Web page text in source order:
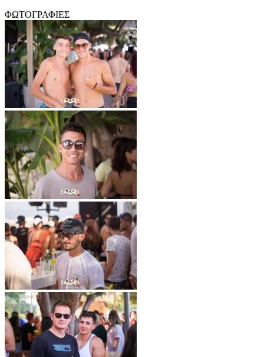
ΦΩΤΟΓΡΑΦΙΕΣ